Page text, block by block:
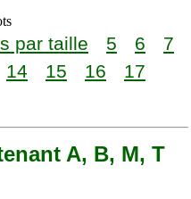
par taille 5 6
7
14 15 16
17
A, B, M, T